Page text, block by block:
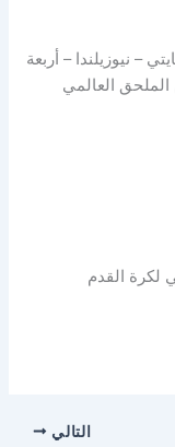
– نيوزيلندا – أربعة
العالمي
التالي